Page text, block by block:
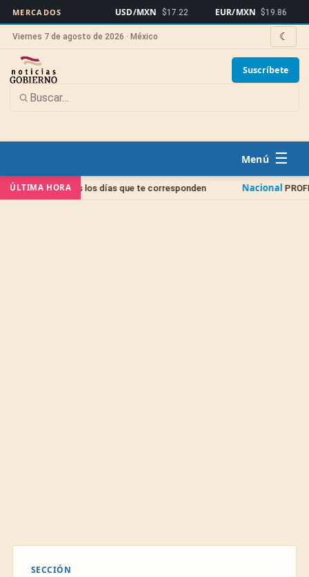
MERCADOS USD/MXN $17.22 EUR/MXN $19.86
Viernes 7 de agosto de 2026 · México ☾
Suscríbete
☰
ÚLTIMA HORA
definidos los días que te corresponden NacionalPROFEDET
SECCIÓN